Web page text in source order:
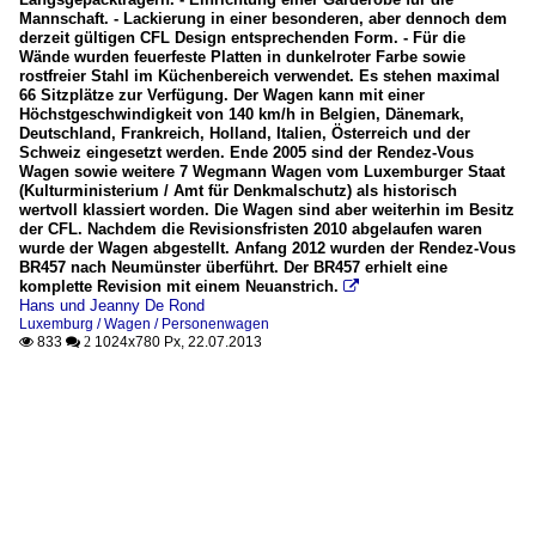
Mannschaft. - Lackierung in einer besonderen, aber dennoch dem
derzeit gültigen CFL Design entsprechenden Form. - Für die
Wände wurden feuerfeste Platten in dunkelroter Farbe sowie
rostfreier Stahl im Küchenbereich verwendet. Es stehen maximal
66 Sitzplätze zur Verfügung. Der Wagen kann mit einer
Höchstgeschwindigkeit von 140 km/h in Belgien, Dänemark,
Deutschland, Frankreich, Holland, Italien, Österreich und der
Schweiz eingesetzt werden. Ende 2005 sind der Rendez-Vous
Wagen sowie weitere 7 Wegmann Wagen vom Luxemburger Staat
(Kulturministerium / Amt für Denkmalschutz) als historisch
wertvoll klassiert worden. Die Wagen sind aber weiterhin im Besitz
der CFL. Nachdem die Revisionsfristen 2010 abgelaufen waren
wurde der Wagen abgestellt. Anfang 2012 wurden der Rendez-Vous
BR457 nach Neumünster überführt. Der BR457 erhielt eine
komplette Revision mit einem Neuanstrich. 
Hans und Jeanny De Rond
Luxemburg / Wagen / Personenwagen
 833  2 1024x780 Px, 22.07.2013